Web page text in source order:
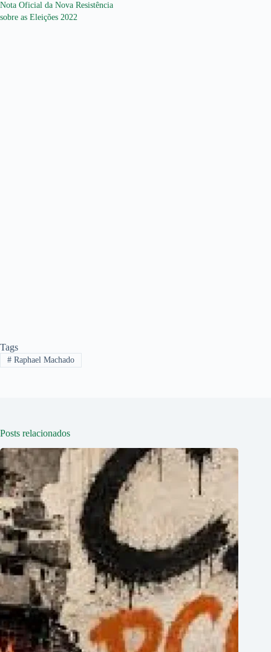
Nota Oficial da Nova Resistência
sobre as Eleições 2022
Tags
#Raphael Machado
Posts relacionados